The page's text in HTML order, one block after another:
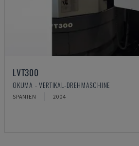
LVT300
OKUMA - VERTIKAL-DREHMASCHINE
SPANIEN 2004